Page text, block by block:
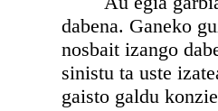
dabena. Ganeko
nosbait izango
sinistu ta uste
gaisto galdu